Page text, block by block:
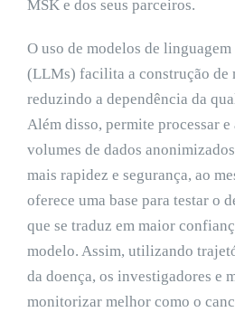
MSK e dos seus parceiros.
O uso de modelos de linguagem
(LLMs) facilita a construção de
reduzindo a dependência da
Além disso, permite processar e
volumes de dados
mais rapidez e segurança, ao
oferece uma base para testar o
que se traduz em maior
modelo. Assim, utilizando
da doença, os investigadores e
monitorizar melhor como o